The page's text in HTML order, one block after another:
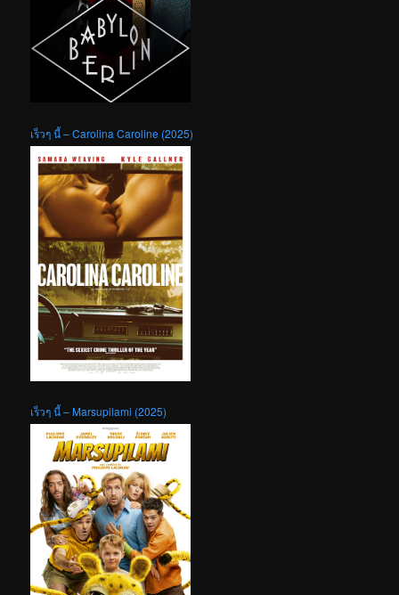
เร็วๆ นี้ – Carolina Caroline (2025)
เร็วๆ นี้ – Marsupilami (2025)